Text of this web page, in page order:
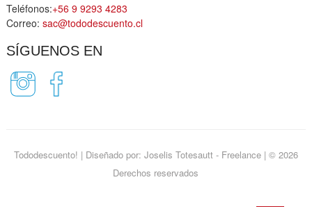
Teléfonos:+56 9 9293 4283
Correo: sac@tododescuento.cl
SÍGUENOS EN
Tododescuento! | Diseñado por: Joselis Totesautt - Freelance| © 2026
Derechos reservados